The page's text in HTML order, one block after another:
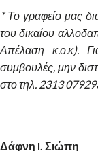
* Το γραφείο μας
του δικαίου
Απέλαση κ.ο.κ).
συμβουλές, μην
στο τηλ. 2313
Δάφνη I. Σιώπη